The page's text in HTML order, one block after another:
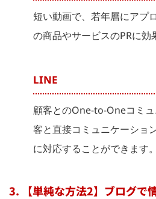
短い動画で、若年層にアプ
の商品やサービスのPRに効
LINE
顧客とのOne-to-Oneコミ
客と直接コミュニケーショ
に対応することができます。
3. 【単純な方法2】ブログで